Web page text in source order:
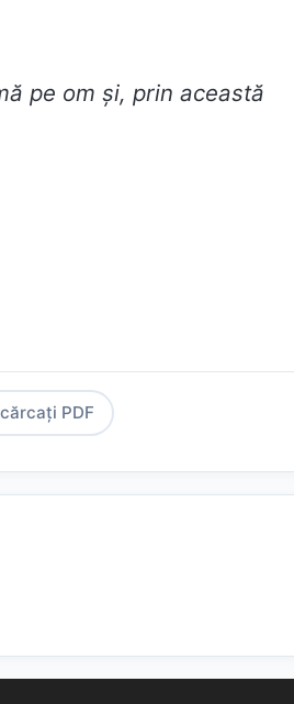
pe om și, prin această
PDF